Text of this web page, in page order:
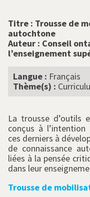
Titre : Trousse de
autochtone
Auteur : Conseil
l’enseignement
Langue : Français
Thème(s) :
La trousse d’outils
conçus à
ces derniers à
de connaissance
liées à la pensée
dans leur
Trousse de